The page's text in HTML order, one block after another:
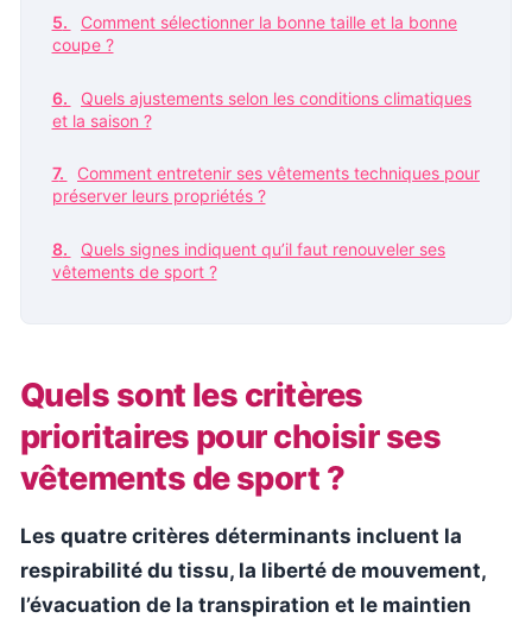
Comment sélectionner la bonne taille et la bonne
coupe ?
Quels ajustements selon les conditions climatiques
et la saison ?
Comment entretenir ses vêtements techniques pour
préserver leurs propriétés ?
Quels signes indiquent qu’il faut renouveler ses
vêtements de sport ?
Quels sont les critères
prioritaires pour choisir ses
vêtements de sport ?
Les quatre critères déterminants incluent la
respirabilité du tissu, la liberté de mouvement,
l’évacuation de la transpiration et le maintien